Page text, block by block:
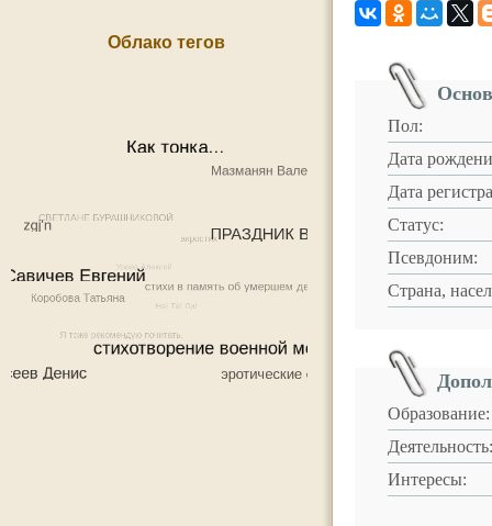
Облако тегов
Пол:
Дата
Дата
Статус:
Псевдоним:
Страна,
Образование:
Деятельность:
Интересы: